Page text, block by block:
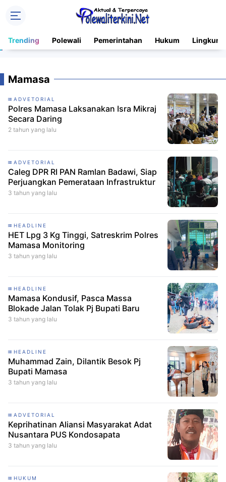
Trending Polewali Pemerintahan Hukum
Mamasa
ADVETORIAL
Polres Mamasa Laksanakan Isra Mikraj
Secara Daring
2 tahun yang lalu
ADVETORIAL
Caleg DPR RI PAN Ramlan Badawi, Siap
Perjuangkan Pemerataan Infrastruktur
3 tahun yang lalu
HEADLINE
HET Lpg 3 Kg Tinggi, Satreskrim Polres
Mamasa Monitoring
3 tahun yang lalu
HEADLINE
Mamasa Kondusif, Pasca Massa
Blokade Jalan Tolak Pj Bupati Baru
3 tahun yang lalu
HEADLINE
Muhammad Zain, Dilantik Besok Pj
Bupati Mamasa
3 tahun yang lalu
ADVETORIAL
Keprihatinan Aliansi Masyarakat Adat
Nusantara PUS Kondosapata
3 tahun yang lalu
HUKUM